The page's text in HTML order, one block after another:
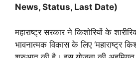
News, Status, Last Date)
महाराष्ट्र सरकार ने किशोरियों के
भावनात्मक विकास के लिए ‘महाराष्ट्र